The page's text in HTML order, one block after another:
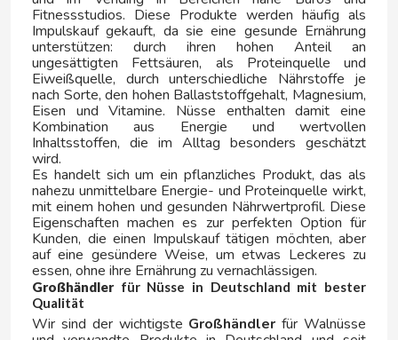
L'OR
LA BATURRICA
LA ESPAÑOLA
LACASA
LACASITOS
LANDESSA
Fitnessstudios. Diese Produkte werden häufig als
Impulskauf gekauft, da sie eine gesunde Ernährung
unterstützen: durch ihren hohen Anteil an
ungesättigten Fettsäuren, als Proteinquelle und
Eiweißquelle, durch unterschiedliche Nährstoffe je
nach Sorte, den hohen Ballaststoffgehalt, Magnesium,
Eisen und Vitamine. Nüsse enthalten damit eine
Kombination aus Energie und wertvollen
Inhaltsstoffen, die im Alltag besonders geschätzt
wird.
Es handelt sich um ein pflanzliches Produkt, das als
nahezu unmittelbare Energie- und Proteinquelle wirkt,
mit einem hohen und gesunden Nährwertprofil. Diese
Eigenschaften machen es zur perfekten Option für
Kunden, die einen Impulskauf tätigen möchten, aber
auf eine gesündere Weise, um etwas Leckeres zu
essen, ohne ihre Ernährung zu vernachlässigen.
Großhändlerfür Nüsse in Deutschland mit bester
Qualität
Wir sind der wichtigste Großhändler für Walnüsse